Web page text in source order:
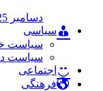
دسامبر 25, 2019
سیاسی
سیاست
سیاست
اجتماعی
فرهنگی